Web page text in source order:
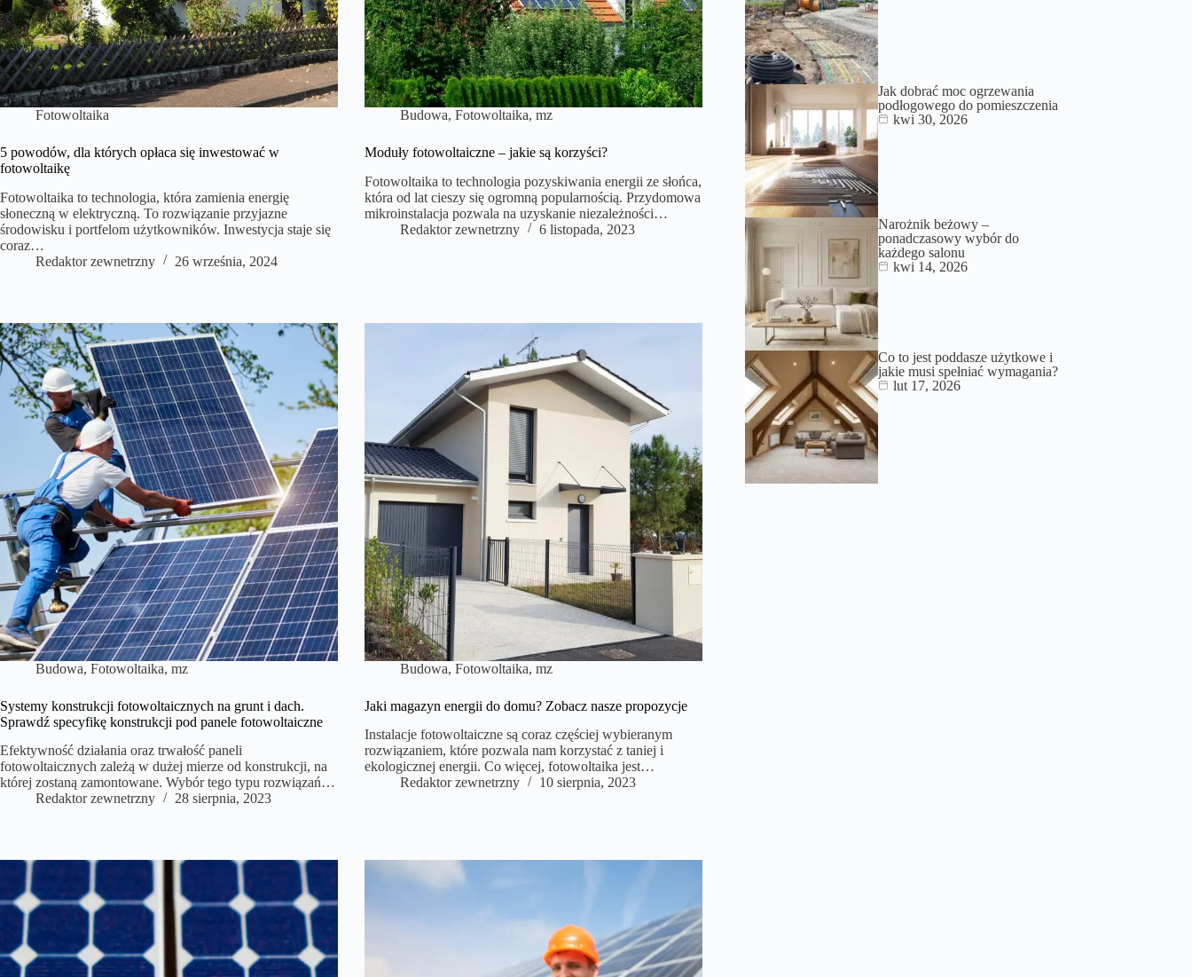
Fotowoltaika
5 powodów, dla których opłaca się inwestować w
fotowoltaikę
Fotowoltaika to technologia, która zamienia energię
słoneczną w elektryczną. To rozwiązanie przyjazne
środowisku i portfelom użytkowników. Inwestycja staje się
coraz…
Redaktor zewnetrzny
26 września, 2024
Budowa, Fotowoltaika, mz
Moduły fotowoltaiczne – jakie są korzyści?
Fotowoltaika to technologia pozyskiwania energii ze słońca,
która od lat cieszy się ogromną popularnością. Przydomowa
mikroinstalacja pozwala na uzyskanie niezależności…
Redaktor zewnetrzny
6 listopada, 2023
Budowa, Fotowoltaika, mz
Systemy konstrukcji fotowoltaicznych na grunt i dach.
Sprawdź specyfikę konstrukcji pod panele fotowoltaiczne
Efektywność działania oraz trwałość paneli
fotowoltaicznych zależą w dużej mierze od konstrukcji, na
której zostaną zamontowane. Wybór tego typu rozwiązań…
Redaktor zewnetrzny
28 sierpnia, 2023
Budowa, Fotowoltaika, mz
Jaki magazyn energii do domu? Zobacz nasze propozycje
Instalacje fotowoltaiczne są coraz częściej wybieranym
rozwiązaniem, które pozwala nam korzystać z taniej i
ekologicznej energii. Co więcej, fotowoltaika jest…
Redaktor zewnetrzny
10 sierpnia, 2023
Jak dobrać moc ogrzewania
podłogowego do pomieszczenia
kwi 30, 2026
Narożnik beżowy –
ponadczasowy wybór do
każdego salonu
kwi 14, 2026
Co to jest poddasze użytkowe i
jakie musi spełniać wymagania?
lut 17, 2026